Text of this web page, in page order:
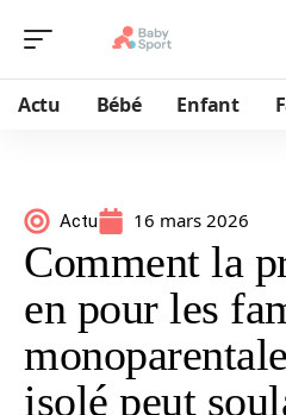
Actu Bébé Enfant
Actu 16 mars 2026
Comment la
en pour les
isolé peut